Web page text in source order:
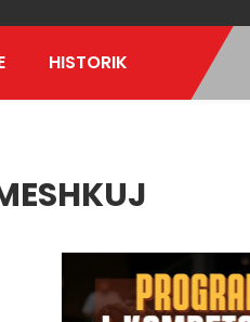
HISTORIK